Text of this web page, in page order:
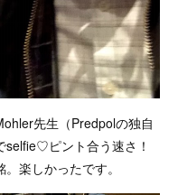
先生（Predpolの独自
selfie♡ピント合う速さ！
楽しかったです。